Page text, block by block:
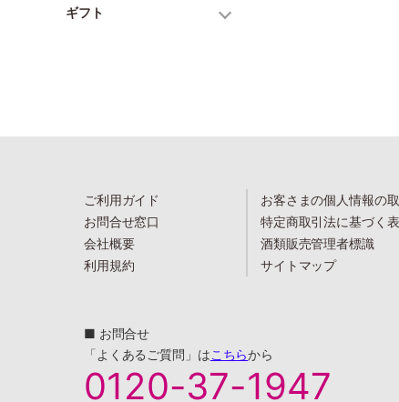
ギフト
ご利用ガイド
お問合せ窓口
会社概要
利用規約
お客さまの個人情報の
特定商取引法に基づく
酒類販売管理者標識
サイトマップ
■ お問合せ
「よくあるご質問」はこちらから
0120-37-1947